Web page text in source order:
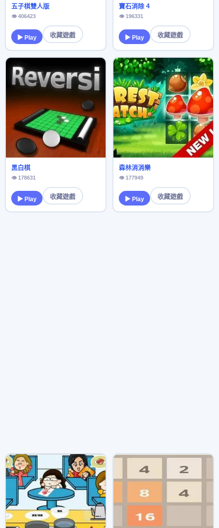
五子棋雙人版
👁 406423
▶ Play 收藏遊戲
寶石消除 4
👁 196331
▶ Play 收藏遊戲
黑白棋
👁 178631
▶ Play 收藏遊戲
森林消消樂
👁 177949
▶ Play 收藏遊戲